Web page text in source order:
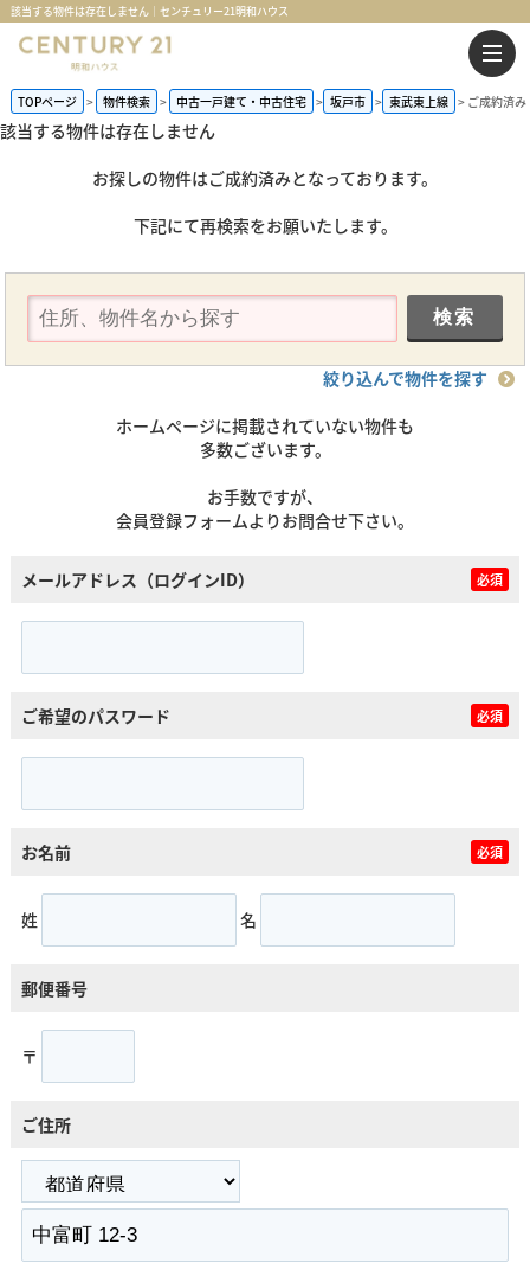
該当する物件は存在しません｜センチュリー21明和ハウス
TOPページ 物件検索 中古一戸建て・中古住宅 坂戸市 東武東上線 ご成約済み
該当する物件は存在しません
お探しの物件はご成約済みとなっております。
下記にて再検索をお願いたします。
絞り込んで物件を探す
ホームページに掲載されていない物件も
多数ございます。
お手数ですが、
会員登録フォームよりお問合せ下さい。
メールアドレス（ログインID） 必須
ご希望のパスワード 必須
お名前 必須
姓 名
郵便番号
〒
ご住所